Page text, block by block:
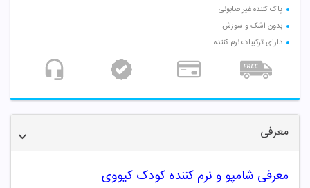
پاک کننده غیر صابونی
بدون اشک و سوزش
دارای ترکیبات نرم کننده
معرفی
معرفی شامپو و نرم کننده کودک کیووی